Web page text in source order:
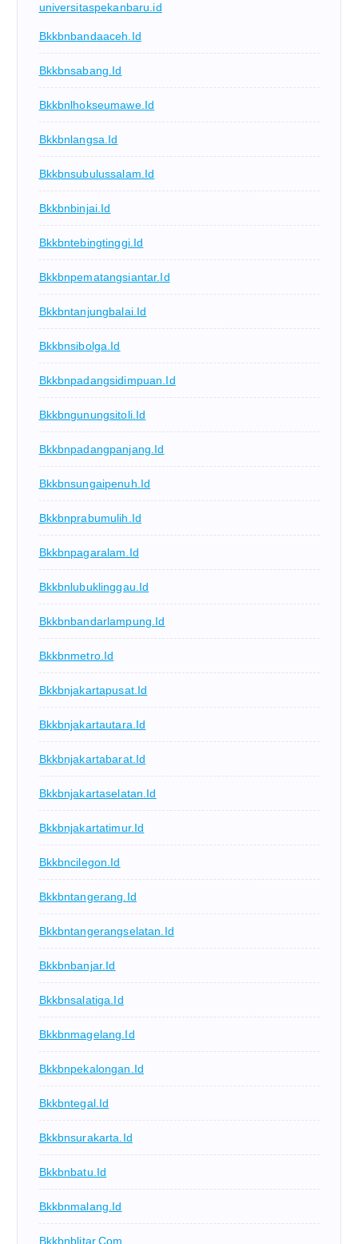
universitaspekanbaru.id
Bkkbnbandaaceh.id
Bkkbnsabang.id
Bkkbnlhokseumawe.id
Bkkbnlangsa.id
Bkkbnsubulussalam.id
Bkkbnbinjai.id
Bkkbntebingtinggi.id
Bkkbnpematangsiantar.id
Bkkbntanjungbalai.id
Bkkbnsibolga.id
Bkkbnpadangsidimpuan.id
Bkkbngunungsitoli.id
Bkkbnpadangpanjang.id
Bkkbnsungaipenuh.id
Bkkbnprabumulih.id
Bkkbnpagaralam.id
Bkkbnlubuklinggau.id
Bkkbnbandarlampung.id
Bkkbnmetro.id
Bkkbnjakartapusat.id
Bkkbnjakartautara.id
Bkkbnjakartabarat.id
Bkkbnjakartaselatan.id
Bkkbnjakartatimur.id
Bkkbncilegon.id
Bkkbntangerang.id
Bkkbntangerangselatan.id
Bkkbnbanjar.id
Bkkbnsalatiga.id
Bkkbnmagelang.id
Bkkbnpekalongan.id
Bkkbntegal.id
Bkkbnsurakarta.id
Bkkbnbatu.id
Bkkbnmalang.id
Bkkbnblitar.com